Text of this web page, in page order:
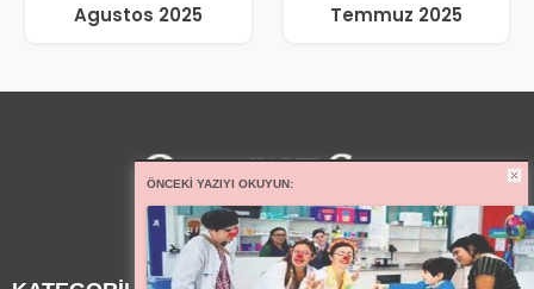
Agustos 2025 Temmuz 2025
ÖNCEKI YAZIYI OKUYUN: